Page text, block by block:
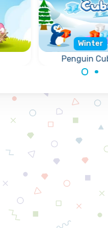
Penguin Cubes
Winter
de bevroren blokken
te verwijderen.